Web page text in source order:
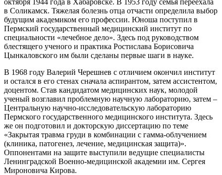
в Соликамск. Тяжелая болезнь отца отчасти определила выбор
будущим академиком его профессии. Юноша поступил в
Пермский государственный медицинский институт по
специальности «лечебное дело». Здесь под руководством
блестящего ученого и практика Ростислава Борисовича
Цынкаловского им были сделаны первые шаги в науке.
В 1968 году Валерий Черешнев с отличием окончил институт
и остался в его стенах сначала аспирантом, затем ассистентом,
доцентом. Став кандидатом медицинских наук, молодой
ученый возглавил проблемную научную лабораторию, затем –
Центральную научно-исследовательскую лабораторию
Пермского государственного медицинского института. Здесь
же он подготовил и докторскую диссертацию по теме
«Закрытая травма груди в комбинации с гамма-облучением
(клиника, патогенез, лечение, медицинская защита)».
Оппонентами на защите выступили ведущие специалисты
Ленинградской Военно-медицинской академии им. Сергея
Мироновича Кирова.